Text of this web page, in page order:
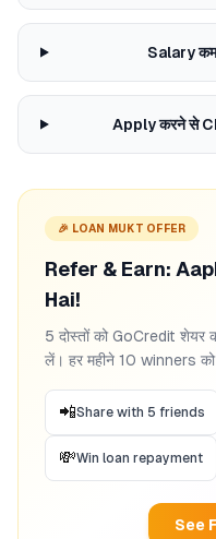
Salary कम
Apply करने से
🎉 LOAN MUKT OFFER
Refer & Earn:
Hai!
5 दोस्तों को GoCredit
लें। हर महीने 10 winners
📲Share with 5 friends
💸Win loan repayment
See